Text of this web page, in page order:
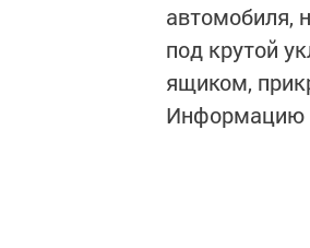
автомобиля,
под крутой
ящиком,
Информацию